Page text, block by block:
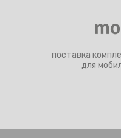
поставка
для